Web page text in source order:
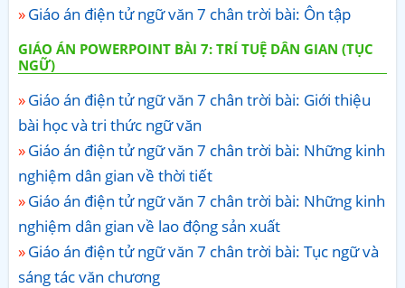
Giáo án điện tử ngữ văn 7 chân trời bài: Ôn tập
GIÁO ÁN POWERPOINT BÀI 7: TRÍ TUỆ DÂN GIAN (TỤC
NGỮ)
Giáo án điện tử ngữ văn 7 chân trời bài: Giới thiệu
bài học và tri thức ngữ văn
Giáo án điện tử ngữ văn 7 chân trời bài: Những kinh
nghiệm dân gian về thời tiết
Giáo án điện tử ngữ văn 7 chân trời bài: Những kinh
nghiệm dân gian về lao động sản xuất
Giáo án điện tử ngữ văn 7 chân trời bài: Tục ngữ và
sáng tác văn chương